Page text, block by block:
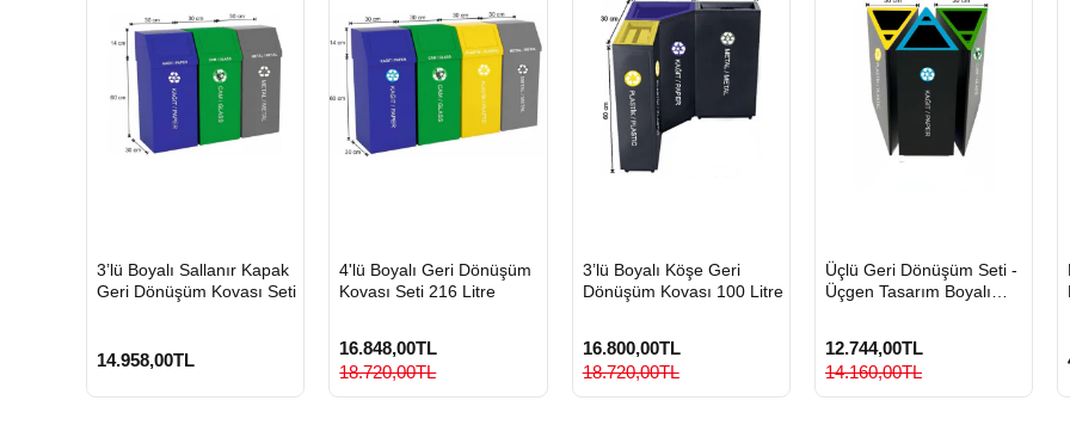
GÖNDERİ
3’lü Boyalı Sallanır Kapak
Geri Dönüşüm Kovası Seti
14.958,00TL
GÖNDERİ
4'lü Boyalı Geri Dönüşüm
Kovası Seti 216 Litre
16.848,00TL
18.720,00TL
GÖNDERİ
3’lü Boyalı Köşe Geri
Dönüşüm Kovası 100 Litre
16.800,00TL
18.720,00TL
GÖNDERİ
Üçlü Geri Dönüşüm Seti -
Üçgen Tasarım Boyalı
12.744,00TL
14.160,00TL